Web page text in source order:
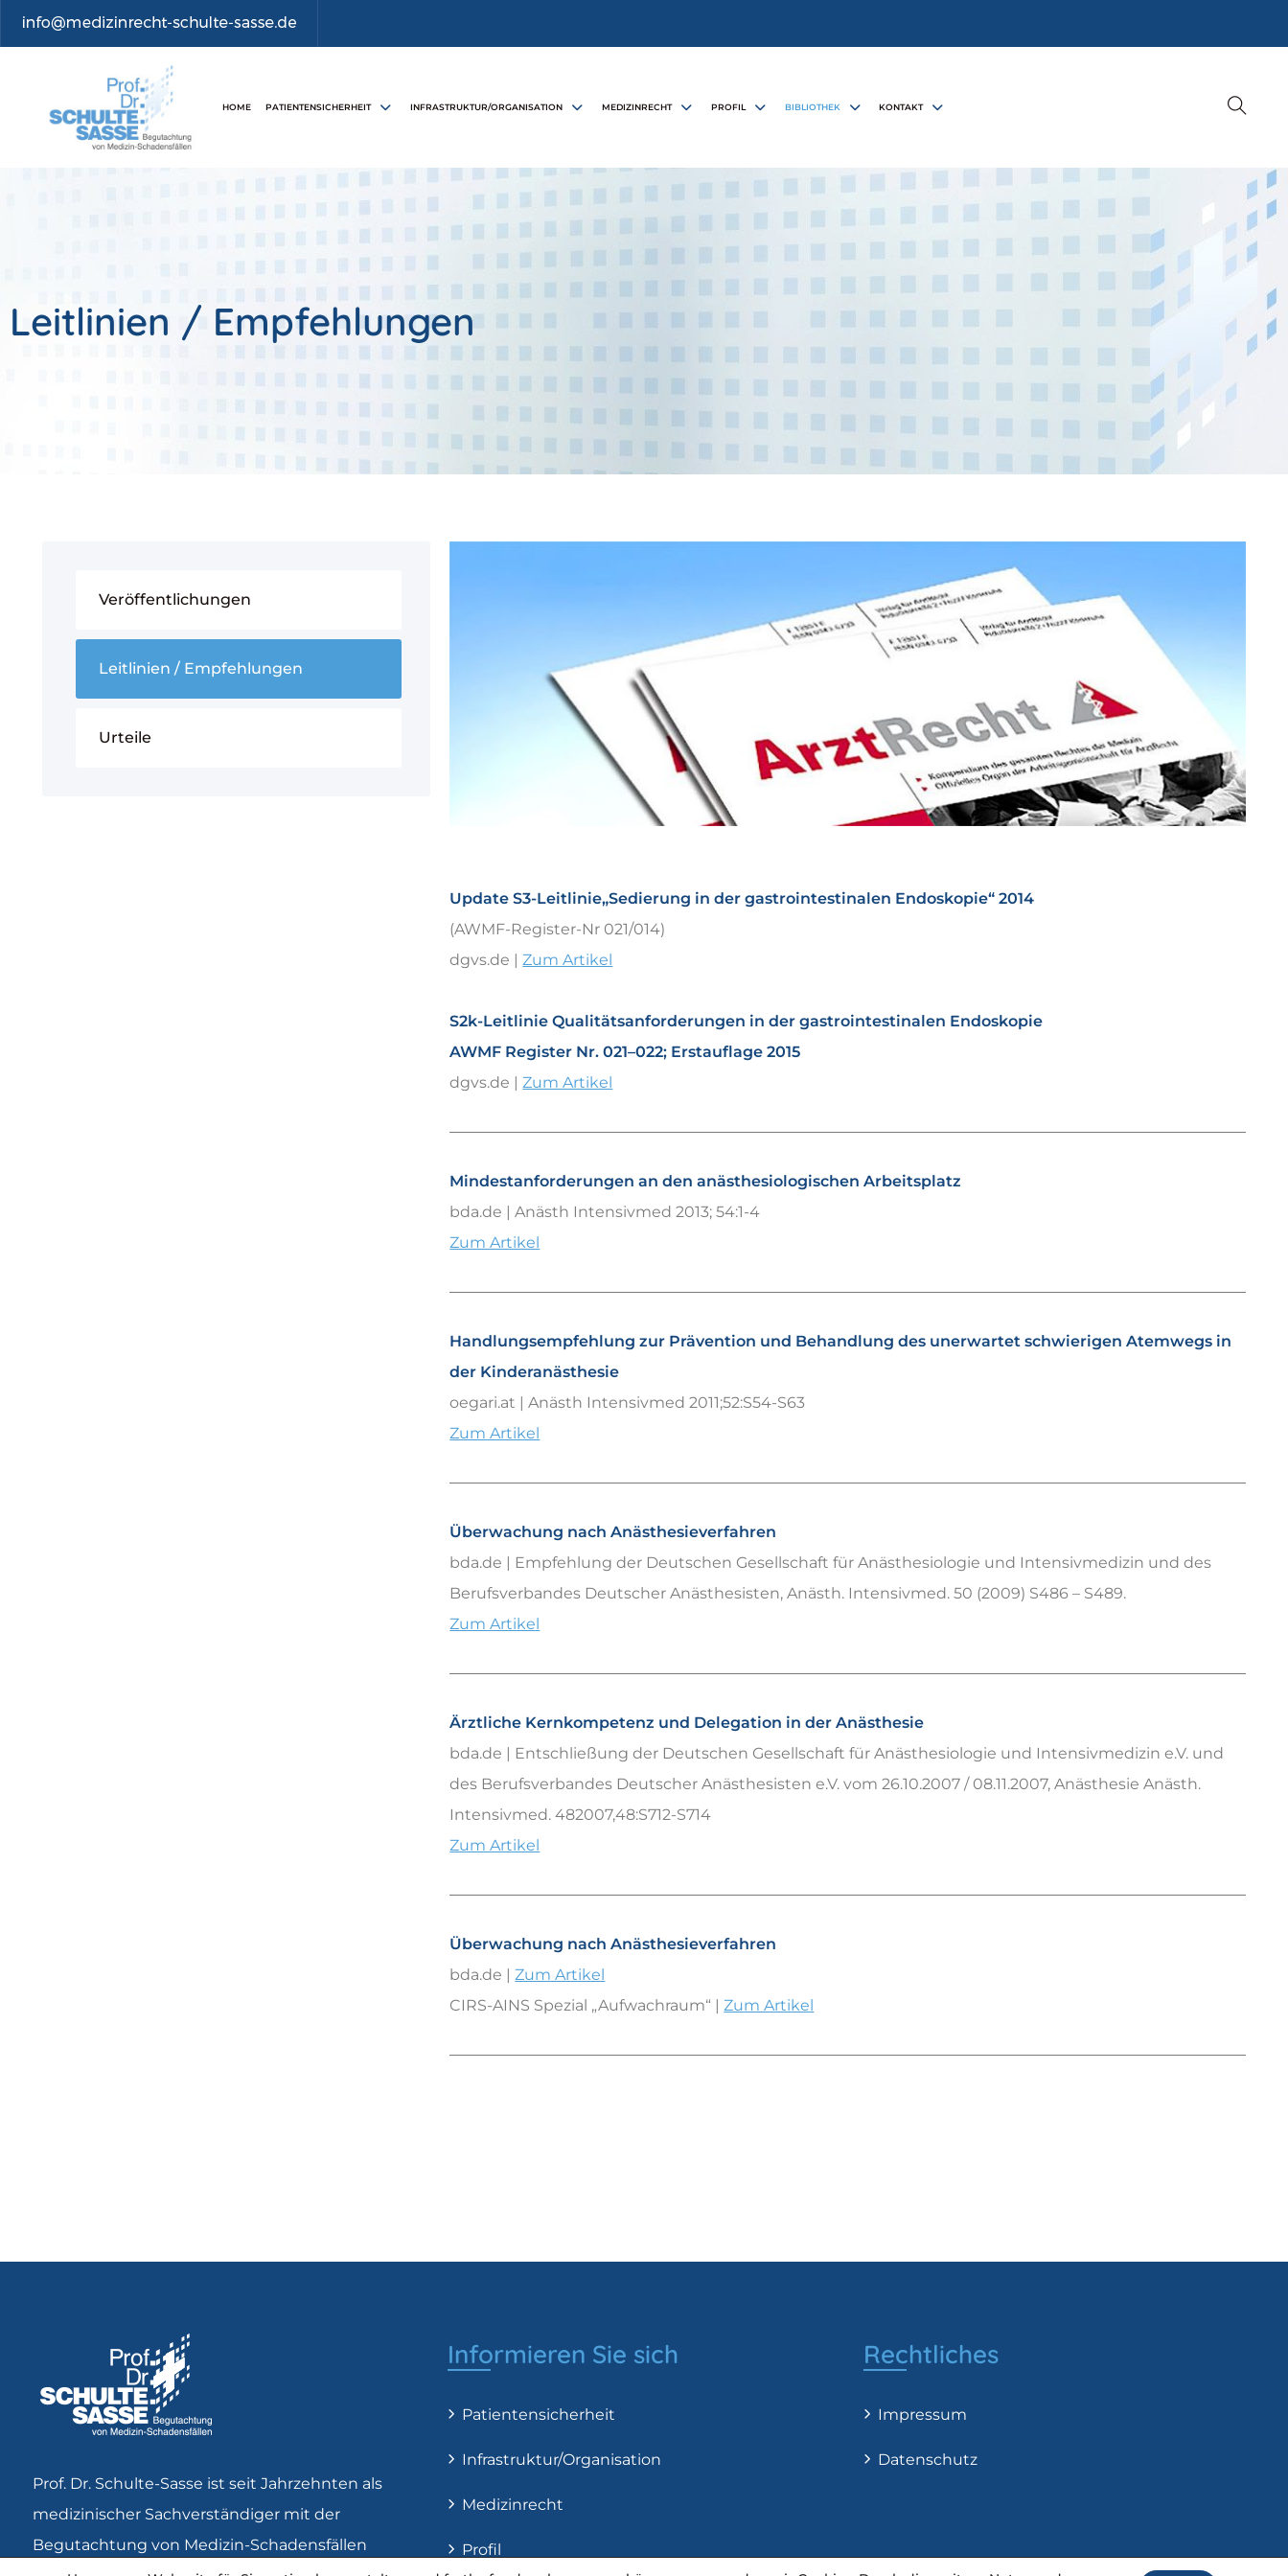
HOME PATIENTENSICHERHEIT INFRASTRUKTUR/ORGANISATION MEDIZINRECHT PROFIL BIBLIOTHEK KONTAKT
Leitlinien / Empfehlungen
Veröffentlichungen
Leitlinien / Empfehlungen
Urteile
Update S3-Leitlinie„Sedierung in der gastrointestinalen Endoskopie“ 2014
(AWMF-Register-Nr 021/014)
dgvs.de |Zum Artikel
S2k-Leitlinie Qualitätsanforderungen in der gastrointestinalen Endoskopie
AWMF Register Nr. 021–022; Erstauflage 2015
dgvs.de |Zum Artikel
Mindestanforderungen an den anästhesiologischen Arbeitsplatz
bda.de | Anästh Intensivmed 2013; 54:1-4
Zum Artikel
Handlungsempfehlung zur Prävention und Behandlung des unerwartet schwierigen Atemwegs in
der Kinderanästhesie
oegari.at | Anästh Intensivmed 2011;52:S54-S63
Zum Artikel
Überwachung nach Anästhesieverfahren
bda.de | Empfehlung der Deutschen Gesellschaft für Anästhesiologie und Intensivmedizin und des
Berufsverbandes Deutscher Anästhesisten, Anästh. Intensivmed. 50 (2009) S486 – S489.
Zum Artikel
Ärztliche Kernkompetenz und Delegation in der Anästhesie
bda.de | Entschließung der Deutschen Gesellschaft für Anästhesiologie und Intensivmedizin e.V. und
des Berufsverbandes Deutscher Anästhesisten e.V. vom 26.10.2007 / 08.11.2007, Anästhesie Anästh.
Intensivmed. 482007,48:S712-S714
Zum Artikel
Überwachung nach Anästhesieverfahren
bda.de |Zum Artikel
CIRS-AINS Spezial „Aufwachraum“ |Zum Artikel
Prof. Dr. Schulte-Sasse ist seit Jahrzehnten als
medizinischer Sachverständiger mit der
Begutachtung von Medizin-Schadensfällen
Informieren Sie sich
Patientensicherheit
Infrastruktur/Organisation
Medizinrecht
Profil
Rechtliches
Impressum
Datenschutz